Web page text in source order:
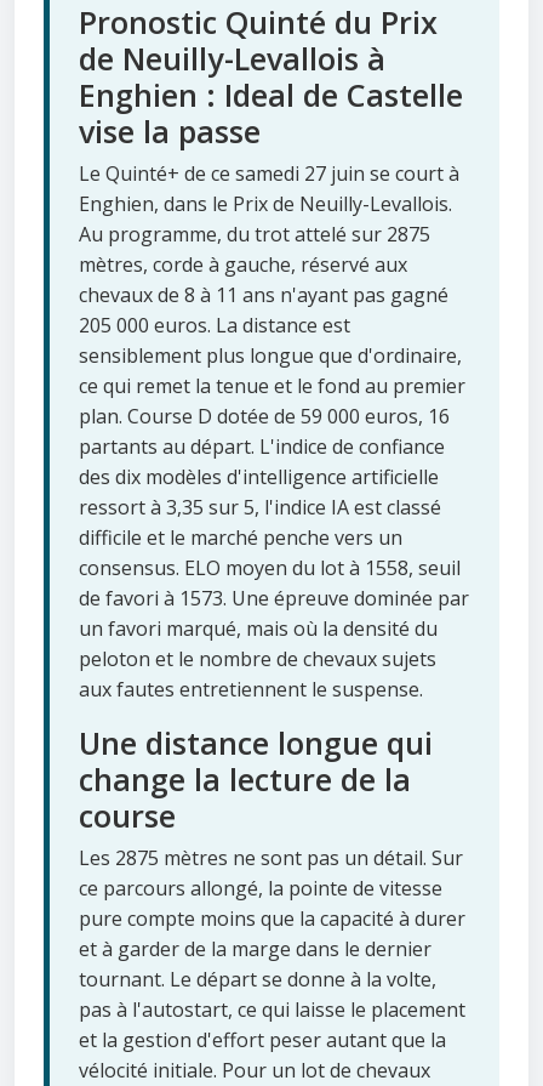
Pronostic Quinté du Prix
de Neuilly-Levallois à
Enghien : Ideal de Castelle
vise la passe
Le Quinté+ de ce samedi 27 juin se court à
Enghien, dans le Prix de Neuilly-Levallois.
Au programme, du trot attelé sur 2875
mètres, corde à gauche, réservé aux
chevaux de 8 à 11 ans n'ayant pas gagné
205 000 euros. La distance est
sensiblement plus longue que d'ordinaire,
ce qui remet la tenue et le fond au premier
plan. Course D dotée de 59 000 euros, 16
partants au départ. L'indice de confiance
des dix modèles d'intelligence artificielle
ressort à 3,35 sur 5, l'indice IA est classé
difficile et le marché penche vers un
consensus. ELO moyen du lot à 1558, seuil
de favori à 1573. Une épreuve dominée par
un favori marqué, mais où la densité du
peloton et le nombre de chevaux sujets
aux fautes entretiennent le suspense.
Une distance longue qui
change la lecture de la
course
Les 2875 mètres ne sont pas un détail. Sur
ce parcours allongé, la pointe de vitesse
pure compte moins que la capacité à durer
et à garder de la marge dans le dernier
tournant. Le départ se donne à la volte,
pas à l'autostart, ce qui laisse le placement
et la gestion d'effort peser autant que la
vélocité initiale. Pour un lot de chevaux